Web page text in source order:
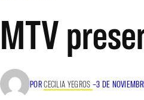
MTV
PORCECILIA YEGROS –3 DE